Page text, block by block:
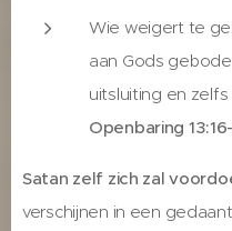
Wie weigert te
aan Gods
uitsluiting en
Openbaring
Satan zelf zich zal
verschijnen in een